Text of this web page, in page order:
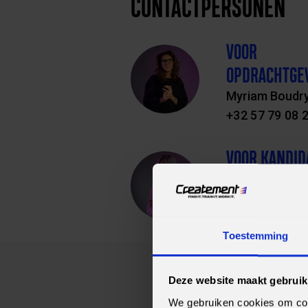
Toestemming
Deze website maakt
We gebruiken cookies om
CONTACTPERSONEN
VOOR
Myriam
+32 57 79 08
VOOR
+32 57 79 08 21